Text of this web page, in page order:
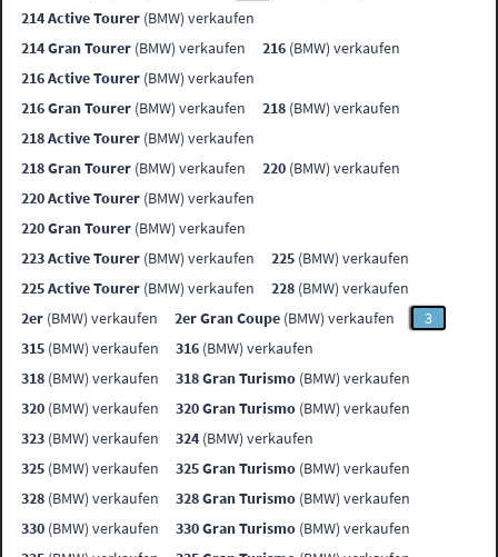
214 Active Tourer (BMW) verkaufen
214 Gran Tourer (BMW) verkaufen 216 (BMW) verkaufen
216 Active Tourer (BMW) verkaufen
216 Gran Tourer (BMW) verkaufen 218 (BMW) verkaufen
218 Active Tourer (BMW) verkaufen
218 Gran Tourer (BMW) verkaufen 220 (BMW) verkaufen
220 Active Tourer (BMW) verkaufen
220 Gran Tourer (BMW) verkaufen
223 Active Tourer (BMW) verkaufen 225 (BMW) verkaufen
225 Active Tourer (BMW) verkaufen 228 (BMW) verkaufen
2er (BMW) verkaufen 2er Gran Coupe (BMW) verkaufen
3
315 (BMW) verkaufen 316 (BMW) verkaufen
318 (BMW) verkaufen 318 Gran Turismo (BMW) verkaufen
320 (BMW) verkaufen 320 Gran Turismo (BMW) verkaufen
323 (BMW) verkaufen 324 (BMW) verkaufen
325 (BMW) verkaufen 325 Gran Turismo (BMW) verkaufen
328 (BMW) verkaufen 328 Gran Turismo (BMW) verkaufen
330 (BMW) verkaufen 330 Gran Turismo (BMW) verkaufen